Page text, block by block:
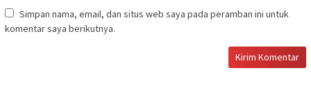
Simpan nama, email, dan situs web saya pada peramban ini untuk
komentar saya berikutnya.